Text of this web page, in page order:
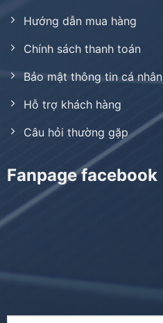
Hướng dẫn mua hàng
Chính sách thanh toán
Bảo mật thông tin cá nhân
Hỗ trợ khách hàng
Câu hỏi thường gặp
Fanpage facebook